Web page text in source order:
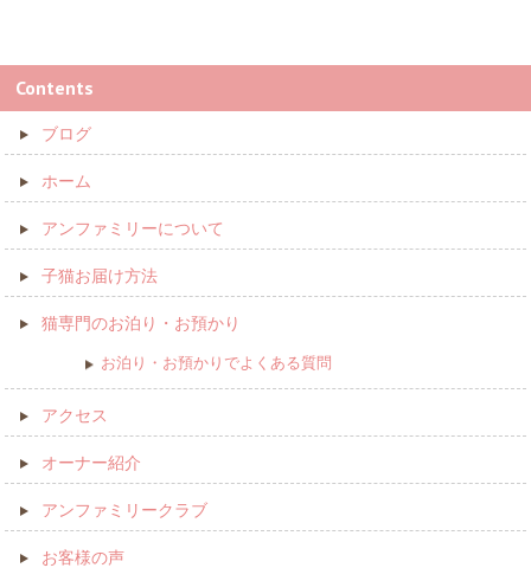
Contents
ブログ
ホーム
アンファミリーについて
子猫お届け方法
猫専門のお泊り・お預かり
お泊り・お預かりでよくある質問
アクセス
オーナー紹介
アンファミリークラブ
お客様の声